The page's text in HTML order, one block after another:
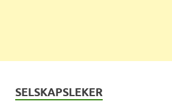
SELSKAPSLEKER